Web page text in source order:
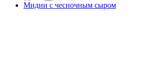
Мидии с чесночным сыром